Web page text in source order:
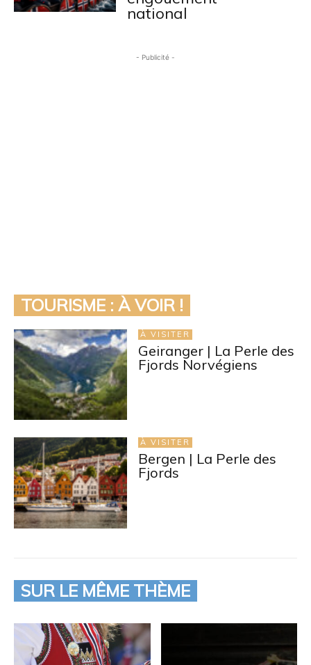
national
- Publicité -
TOURISME : À VOIR !
À VISITER
Geiranger | La Perle des
Fjords Norvégiens
À VISITER
Bergen | La Perle des
Fjords
SUR LE MÊME THÈME